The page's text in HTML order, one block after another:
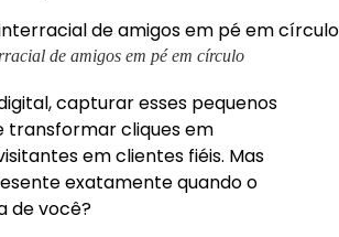
de amigos em pé em círculo
capturar esses pequenos
transformar cliques em
em clientes fiéis. Mas
exatamente quando o
de você?